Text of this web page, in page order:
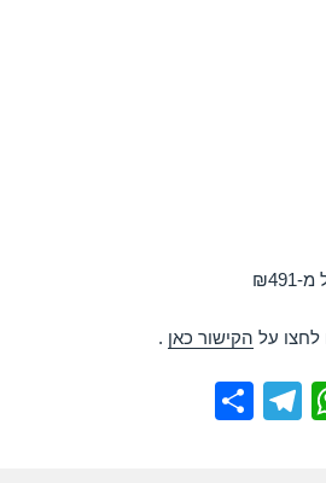
לחצו על הקישור כאן .
W
T